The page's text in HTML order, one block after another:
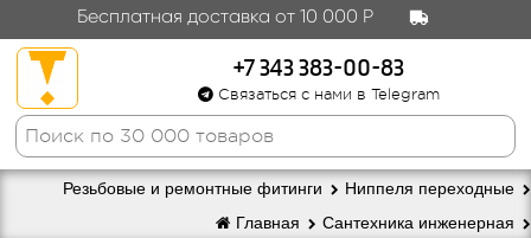
Бесплатная доставка от 10 000 Р
+7 343 383-00-83
Связаться с нами в Telegram
Ниппеля переходные
Резьбовые и ремонтные фитинги
Сантехника инженерная
Главная